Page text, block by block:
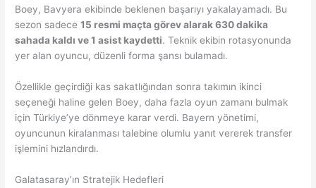
Boey, Bavyera ekibinde beklenen başarıyı yakalayamadı. Bu
sezon sadece15 resmi maçta görev alarak 630 dakika
sahada kaldı ve 1 asist kaydetti. Teknik ekibin rotasyonunda
yer alan oyuncu, düzenli forma şansı bulamadı.
Özellikle geçirdiği kas sakatlığından sonra takımın ikinci
seçeneği haline gelen Boey, daha fazla oyun zamanı bulmak
için Türkiye’ye dönmeye karar verdi. Bayern yönetimi,
oyuncunun kiralanması talebine olumlu yanıt vererek transfer
işlemini hızlandırdı.
Galatasaray’ın Stratejik Hedefleri